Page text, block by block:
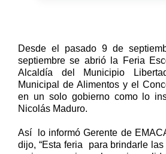
Desde el pasado 9 de
septiembre se abrió la Feria
Alcaldía del Municipio
Municipal de Alimentos y el
en un solo gobierno como lo
Nicolás Maduro.
Así
lo informó Gerente de
dijo, “Esta feria
para brindarle